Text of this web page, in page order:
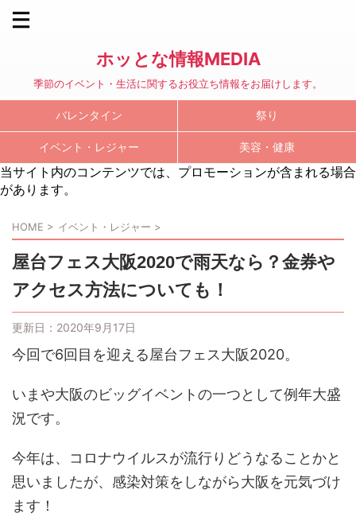
ホッとな情報MEDIA
季節のイベント・生活に関するお役立ち情報をお届けします。
バレンタイン 祭り
イベント・レジャー 美容・健康
当サイト内のコンテンツでは、プロモーションが含まれる場合
があります。
HOME > イベント・レジャー >
屋台フェス大阪2020で雨天なら？金券や
アクセス方法についても！
更新日： 2020年9月17日
今回で6回目を迎える屋台フェス大阪2020。
いまや大阪のビッグイベントの一つとして例年大盛
況です。
今年は、コロナウイルスが流行りどうなることかと
思いましたが、感染対策をしながら大阪を元気づけ
ます！